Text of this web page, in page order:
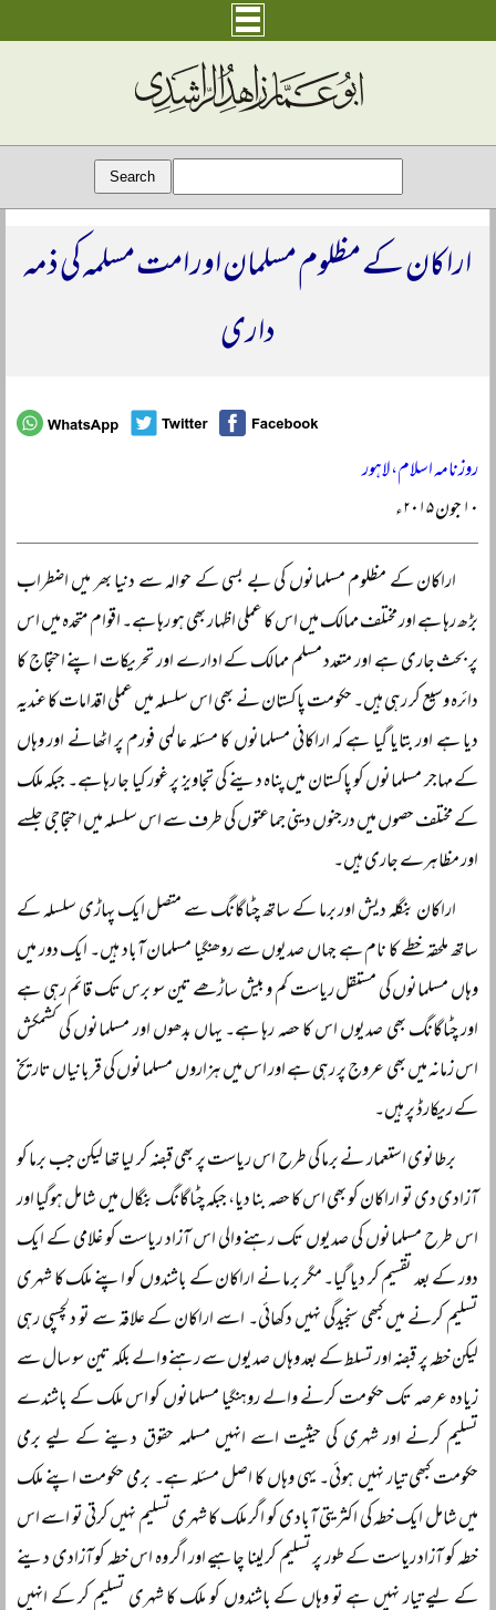
اراکان کے مظلوم مسلمان اور امت مسلمہ کی ذمہ
داری
روزنامہ اسلام، لاہور
۱۰ جون ۲۰۱۵ء
اراکان کے مظلوم مسلمانوں کی بے بسی کے حوالہ سے دنیا بھر میں اضطراب
بڑھ رہا ہے اور مختلف ممالک میں اس کا عملی اظہار بھی ہو رہا ہے۔ اقوام متحدہ میں اس
پر بحث جاری ہے اور متعدد مسلم ممالک کے ادارے اور تحریکات اپنے احتجاج کا
دائرہ وسیع کر رہی ہیں۔ حکومت پاکستان نے بھی اس سلسلہ میں عملی اقدامات کا عندیہ
دیا ہے اور بتایا گیا ہے کہ اراکانی مسلمانوں کا مسئلہ عالمی فورم پر اٹھانے اور وہاں
کے مہاجر مسلمانوں کو پاکستان میں پناہ دینے کی تجاویز پر غور کیا جا رہا ہے۔ جبکہ ملک
کے مختلف حصوں میں درجنوں دینی جماعتوں کی طرف سے اس سلسلہ میں احتجاجی جلسے
اور مظاہرے جاری ہیں۔
اراکان بنگلہ دیش اور برما کے ساتھ چٹاگانگ سے متصل ایک پہاڑی سلسلہ کے
ساتھ ملحقہ خطے کا نام ہے جہاں صدیوں سے روھنگیا مسلمان آباد ہیں۔ ایک دور میں
وہاں مسلمانوں کی مستقل ریاست کم و بیش ساڑھے تین سو برس تک قائم رہی ہے
اور چٹاگانگ بھی صدیوں اس کا حصہ رہا ہے۔ یہاں بدھوں اور مسلمانوں کی کشمکش
اس زمانہ میں بھی عروج پر رہی ہے اور اس میں ہزاروں مسلمانوں کی قربانیاں تاریخ
کے ریکارڈ پر ہیں۔
برطانوی استعمار نے برما کی طرح اس ریاست پر بھی قبضہ کر لیا تھا لیکن جب برما کو
آزادی دی تو اراکان کو بھی اس کا حصہ بنا دیا، جبکہ چٹاگانگ بنگال میں شامل ہوگیا اور
اس طرح مسلمانوں کی صدیوں تک رہنے والی اس آزاد ریاست کو غلامی کے ایک
دور کے بعد تقسیم کر دیا گیا۔ مگر برما نے اراکان کے باشندوں کو اپنے ملک کا شہری
تسلیم کرنے میں کبھی سنجیدگی نہیں دکھائی۔ اسے اراکان کے علاقہ سے تو دلچسپی رہی
لیکن خطہ پر قبضہ اور تسلط کے بعد وہاں صدیوں سے رہنے والے بلکہ تین سو سال سے
زیادہ عرصہ تک حکومت کرنے والے روہنگیا مسلمانوں کو اس ملک کے باشندے
تسلیم کرنے اور شہری کی حیثیت اسے انہیں مسلمہ حقوق دینے کے لیے برمی
حکومت کبھی تیار نہیں ہوئی۔ یہی وہاں کا اصل مسئلہ ہے۔ برمی حکومت اپنے ملک
میں شامل ایک خطہ کی اکثریتی آبادی کو اگر ملک کا شہری تسلیم نہیں کرتی تو اسے اس
خطہ کو آزاد ریاست کے طور پر تسلیم کر لینا چاہیے اور اگر وہ اس خطہ کو آزادی دینے
کے لیے تیار نہیں ہے تو وہاں کے باشندوں کو ملک کا شہری تسلیم کر کے انہیں